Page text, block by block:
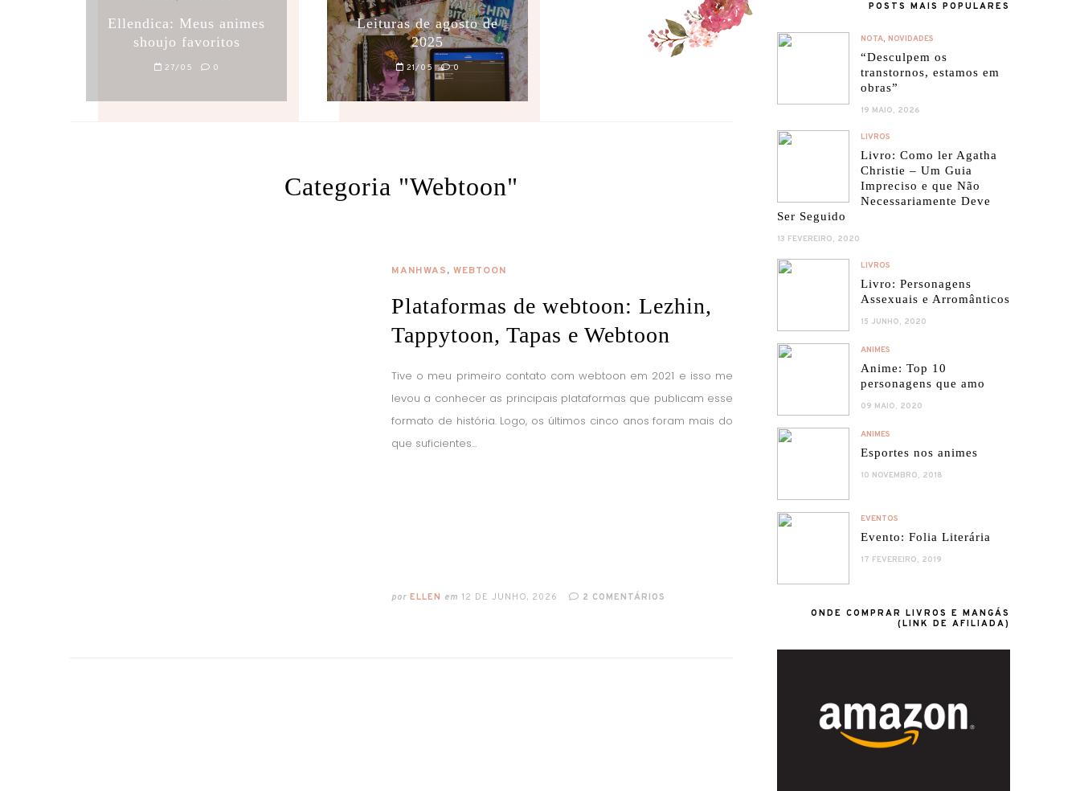
Ellendica: Meus animes
shoujo favoritos
27/05 0
Leituras de agosto de
2025
21/05 0
Categoria "Webtoon"
MANHWAS, WEBTOON
Plataformas de webtoon: Lezhin,
Tappytoon, Tapas e Webtoon
Tive o meu primeiro contato com webtoon em 2021 e isso me
levou a conhecer as principais plataformas que publicam esse
formato de história. Logo, os últimos cinco anos foram mais do
que suficientes...
por ELLEN em 12 DE JUNHO, 2026 2 COMENTÁRIOS
POSTS MAIS POPULARES
NOTA, NOVIDADES
“Desculpem os
transtornos, estamos em
obras”
19 MAIO, 2026
LIVROS
Livro: Como ler Agatha
Christie – Um Guia
Impreciso e que Não
Necessariamente Deve
Ser Seguido
13 FEVEREIRO, 2020
LIVROS
Livro: Personagens
Assexuais e Arromânticos
15 JUNHO, 2020
ANIMES
Anime: Top 10
personagens que amo
09 MAIO, 2020
ANIMES
Esportes nos animes
10 NOVEMBRO, 2018
EVENTOS
Evento: Folia Literária
17 FEVEREIRO, 2019
ONDE COMPRAR LIVROS E MANGÁS
(LINK DE AFILIADA)